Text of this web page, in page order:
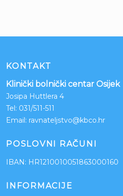
KONTAKT
Klinički bolnički centar Osijek
Josipa Huttlera 4
Tel: 031/511-511
Email: ravnateljstvo@kbco.hr
POSLOVNI RAČUNI
IBAN: HR1210010051863000160
INFORMACIJE